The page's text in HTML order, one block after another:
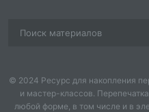
© 2024 Ресурс для накопления
и мастер-классов.
любой форме, в том числе и в